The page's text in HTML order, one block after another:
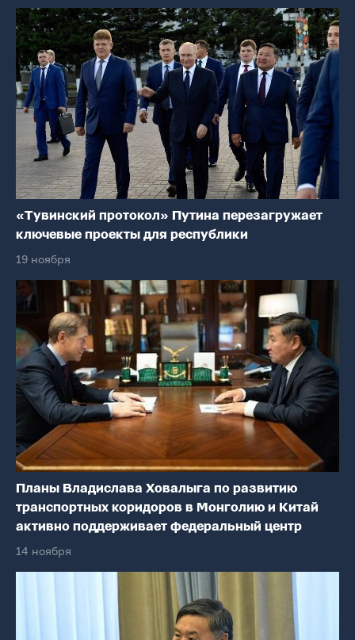
«Тувинский протокол» Путина перезагружает
ключевые проекты для республики
19 ноября
Планы Владислава Ховалыга по развитию
транспортных коридоров в Монголию и Китай
активно поддерживает федеральный центр
14 ноября